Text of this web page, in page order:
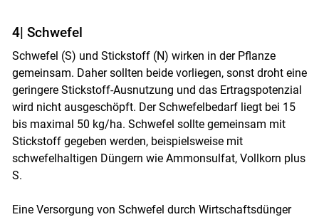
4| Schwefel
Schwefel (S) und Stickstoff (N) wirken in der Pflanze
gemeinsam. Daher sollten beide vorliegen, sonst droht eine
geringere Stickstoff-Ausnutzung und das Ertragspotenzial
wird nicht ausgeschöpft. Der Schwefelbedarf liegt bei 15
bis maximal 50 kg/​ha. Schwefel sollte gemeinsam mit
Stickstoff gegeben werden, beispielsweise mit
schwefelhaltigen Düngern wie Ammonsulfat, Vollkorn plus
S.
Eine Versorgung von Schwefel durch Wirtschaftsdünger